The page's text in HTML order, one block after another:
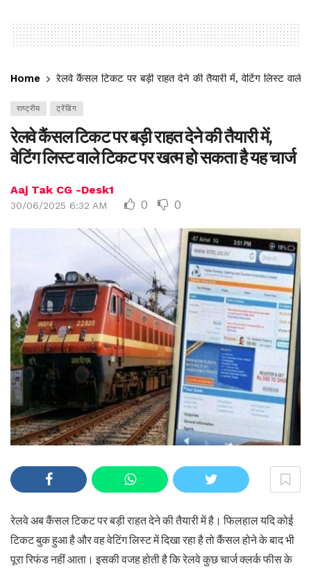
Home रेलवे कैंसल टिकट पर बड़ी राहत देने की तैयारी में, वेटिंग लिस्ट वाले
राष्ट्रीय ट्रेंडिंग
रेलवे कैंसल टिकट पर बड़ी राहत देने की तैयारी में,
वेटिंग लिस्ट वाले टिकट पर खत्म हो सकता है यह चार्ज
Aaj Tak CG -Desk1
30/06/2025 6:32 AM 0 0
रेलवे अब कैंसल टिकट पर बड़ी राहत देने की तैयारी में है। फिलहाल यदि कोई
टिकट बुक हुआ है और वह वेटिंग लिस्ट में दिखा रहा है तो कैंसल होने के बाद भी
पूरा रिफंड नहीं आता। इसकी वजह होती है कि रेलवे कुछ चार्ज क्लर्क फीस के